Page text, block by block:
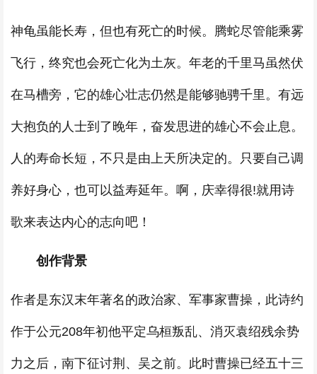
神龟虽能长寿，但也有死亡的时候。腾蛇尽管能乘雾
飞行，终究也会死亡化为土灰。年老的千里马虽然伏
在马槽旁，它的雄心壮志仍然是能够驰骋千里。有远
大抱负的人士到了晚年，奋发思进的雄心不会止息。
人的寿命长短，不只是由上天所决定的。只要自己调
养好身心，也可以益寿延年。啊，庆幸得很!就用诗
歌来表达内心的志向吧！
创作背景
作者是东汉末年著名的政治家、军事家曹操，此诗约
作于公元208年初他平定乌桓叛乱、消灭袁绍残余势
力之后，南下征讨荆、吴之前。此时曹操已经五十三